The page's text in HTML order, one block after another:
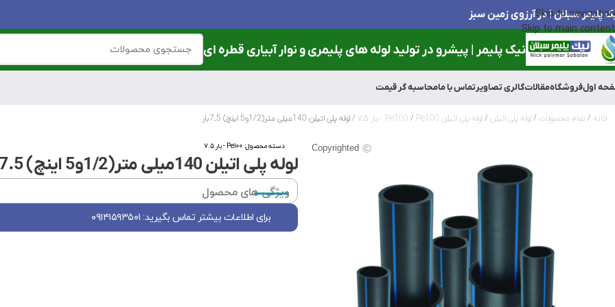
Skip to navigation
Skip to main content
پلیمر سبلان | در آرزوی زمین سبز
نیک پلیمر | پیشرو در تولید لوله های پلیمری و نوار آبیاری قطره ای
اولفروشگاهمقالاتگالری تصاویرتماس با مامحاسبه گر قیمت
خانه تمام محصولات لوله پلی اتیلن لوله پلی اتیلن Pe100 Pe100 - بار ۷.۵ لوله پلی اتیلن 140میلی متر(1/2و5 اینچ) 7.5بار
Copyrighted دسته محصول: Pe100 - بار ۷.۵
لوله پلی اتیلن 140میلی متر(1/2و5 اینچ) 7.5بار
ویژگی های محصول
برای اطلاعات بیشتر تماس بگیرید: ۰۹۱۴۱۵۹۳۵۰۱